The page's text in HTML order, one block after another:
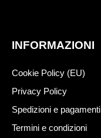
INFORMAZIONI
Cookie Policy (EU)
Privacy Policy
Spedizioni e pagamenti
Termini e condizioni